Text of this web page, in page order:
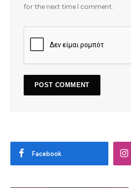
for the next time I comment.
Facebook